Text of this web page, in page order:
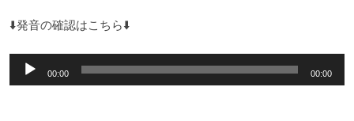
⬇️発音の確認はこちら⬇️
声
00:00 00:00